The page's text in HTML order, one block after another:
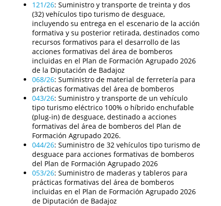
121/26: Suministro y transporte de treinta y dos
(32) vehículos tipo turismo de desguace,
incluyendo su entrega en el escenario de la acción
formativa y su posterior retirada, destinados como
recursos formativos para el desarrollo de las
acciones formativas del área de bomberos
incluidas en el Plan de Formación Agrupado 2026
de la Diputación de Badajoz
068/26: Suministro de material de ferretería para
prácticas formativas del área de bomberos
043/26: Suministro y transporte de un vehículo
tipo turismo eléctrico 100% o híbrido enchufable
(plug-in) de desguace, destinado a acciones
formativas del área de bomberos del Plan de
Formación Agrupado 2026.
044/26: Suministro de 32 vehículos tipo turismo de
desguace para acciones formativas de bomberos
del Plan de Formación Agrupado 2026
053/26: Suministro de maderas y tableros para
prácticas formativas del área de bomberos
incluidas en el Plan de Formación Agrupado 2026
de Diputación de Badajoz